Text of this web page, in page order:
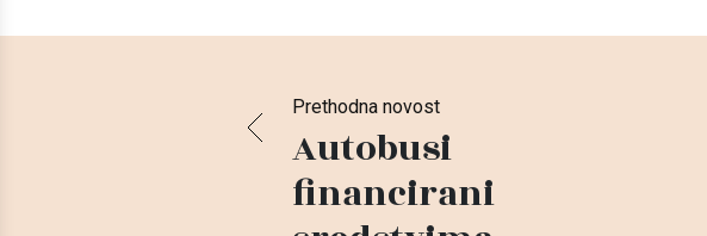
Prethodna novost
Autobusi
financirani